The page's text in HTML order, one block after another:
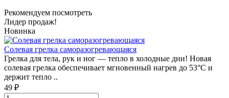
Рекомендуем посмотреть
Лидер продаж!
Новинка
Солевая грелка саморазогревающаяся
Грелка для тела, рук и ног — тепло в холодные дни! Новая
солевая грелка обеспечивает мгновенный нагрев до 53°C и
держит тепло ..
49 ₽